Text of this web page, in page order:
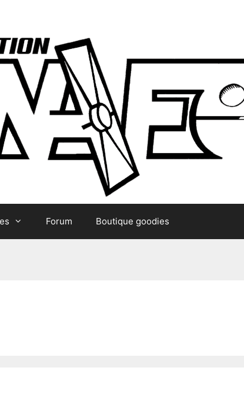
Forum Boutique goodies